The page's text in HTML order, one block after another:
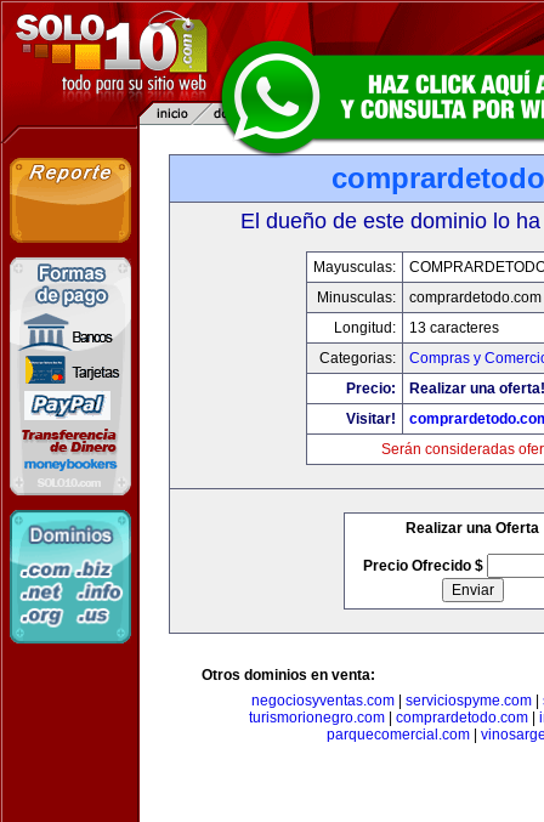
El dueño de este dominio lo
Mayusculas:
Minusculas:
comprardetodo.com
Longitud:
13 caracteres
Categorias:
Compras y
Precio:
Realizar una oferta!
Visitar!
Serán consideradas
Realizar una Oferta
Precio Ofrecido $
Otros dominios en venta:
negociosyventas.com
serviciospyme.com
turismorionegro.com
comprardetodo.com
parquecomercial.com